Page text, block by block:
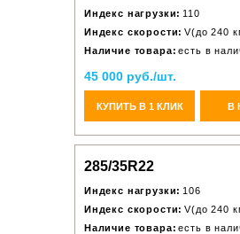
Индекс нагрузки: 110
Индекс скорости: V(до 240
Наличие товара: есть в
45 000 руб./шт.
КУПИТЬ В 1 КЛИК В
285/35R22
Индекс нагрузки: 106
Индекс скорости: V(до 240
Наличие товара: есть в